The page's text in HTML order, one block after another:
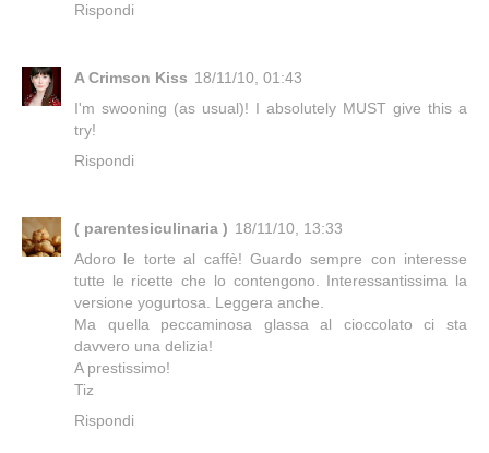
Rispondi
A Crimson Kiss 18/11/10, 01:43
I'm swooning (as usual)! I absolutely MUST give this a
try!
Rispondi
( parentesiculinaria ) 18/11/10, 13:33
Adoro le torte al caffè! Guardo sempre con interesse
tutte le ricette che lo contengono. Interessantissima la
versione yogurtosa. Leggera anche.
Ma quella peccaminosa glassa al cioccolato ci sta
davvero una delizia!
A prestissimo!
Tiz
Rispondi